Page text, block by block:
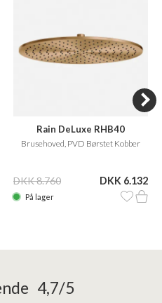
Rain DeLuxe RHB40
Brusehoved, PVD Børstet Kobber
DKK 8.760 DKK 6.132
På lager
4,7/5